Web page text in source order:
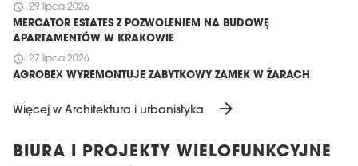
schedule 29 lipca 2026
MERCATOR ESTATES Z POZWOLENIEM NA BUDOWĘ
APARTAMENTÓW W KRAKOWIE
schedule 27 lipca 2026
AGROBEX WYREMONTUJE ZABYTKOWY ZAMEK W ŻARACH
Więcej w Architektura i urbanistyka arrow_forward
BIURA I PROJEKTY WIELOFUNKCYJNE